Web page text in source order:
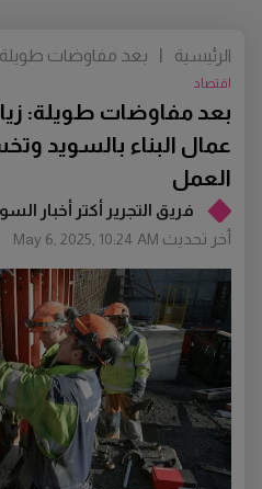
فريق التجرير أكتر أخبار
أخر تحديث May 6, 2025, 10:24 AM
بعد مفاوضات طويلة:
عمال البناء بالسويد
العمل
اقتصاد
الرئيسية |
بعد مفاوضات طويلة: